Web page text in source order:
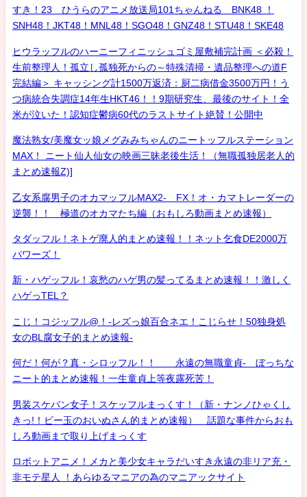
すき！23 ひうらのアニメ放送局101ちゃんねる BNK48 ！
SNH48！JKT48！MNL48！SGO48！GNZ48！STU48！SKE48
ヒウラッフルのハーニーフィニッシュゴミ屋敷補完計画 ＜必殺！
生前整理人！孤立し孤独死からの～特殊清掃・遺品整理への道F
完結編＞ キャッシング計1500万返済：厨二病借金3500万円！う
つ病統合失調症14年生HKT46！！9期研究生、最後のサイト！全
米が泣いた！認知症鬱病60代のラストサイト絶賛！公開中
魔法熟女/美魔女ッ娘メグみみちゃんのニートッフルステーション
MAX！ ニート仙人仙女の映画三昧老後生活！（無職孤独居老人的
まとめ速報Z)]
乙女系腐男子のオカマッフルMAX2- FX！オ・カマトレーダーの
逆襲！！ 極道のオカマたち編（おもしろ動画まとめ速報）
タダッフル！ネトゲ廃人的まとめ速報！！ネット乞食DE2000万
パワーズ！
新・ハゲッフル！哀愁のハゲ男の髪ってるまとめ速報！！激しく
ハゲっTEL？
こじ！コジッフル@！-レズっ娘百合ネエ！こじらせ！50独身処
女のBL腐女子的まとめ速報-
何だ！何が？真・シロッフル！！ 永遠の無職童貞- ぼっちな
ニート的まとめ速報！一生童貞上等夜露死苦！
男装スケバン女子！スケッフルまっくす！（新・ナンノひゃくし
きっ!！ビー玉のおいぬさん的まとめ速報） 話題な事件からおも
しろ動画まで取り上げまっくす
ロボットアニメ！メカと美少女キャラだいすき永遠の非リア充・
非モテ星人 ！あらゆるマニアの為のマニアックサイト